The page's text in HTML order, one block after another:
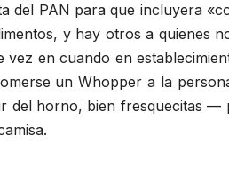
PAN para que incluyera
y hay otros a quienes
en cuando en
un Whopper a la
del horno, bien fresquecitas